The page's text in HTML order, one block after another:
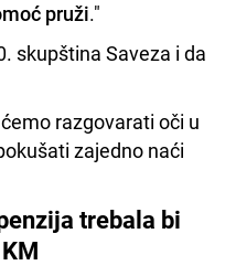
pruži."
skupština Saveza i da
razgovarati oči u
zajedno naći
trebala bi